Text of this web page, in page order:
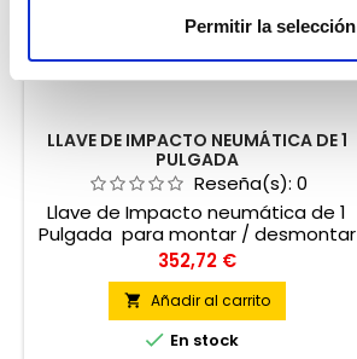
Permitir la selección
LLAVE DE IMPACTO NEUMÁTICA DE 1
PULGADA
Reseña(s): 0
Llave de Impacto neumática de 1
Pulgada para montar / desmontar
las ruedas de camiones o cualquier
vehiculo pesado de una manera
muy sencilla y rápida.
Precio
352,72 €
 Añadir al carrito
 En stock